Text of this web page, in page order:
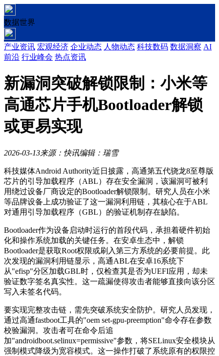
数据世界
产业资讯 宏观经济 企业动态 人物动态 科技数码 数据洞察 AI
前沿 行业峰会 热点资讯
新漏洞突破解锁限制：小米等
高通芯片手机Bootloader解锁
或更易实现
2026-03-13来源：快讯编辑：瑞雪
科技媒体Android Authority近日披露，高通第五代骁龙8至尊版
芯片的引导加载程序（ABL）存在安全漏洞，该漏洞可被利
用绕过设备厂商设定的Bootloader解锁限制。研究人员在小米
等品牌设备上成功验证了这一漏洞利用链，其核心在于ABL
对通用引导加载程序（GBL）的验证机制存在缺陷。
Bootloader作为设备启动时运行的首段代码，承担着硬件初始
化和操作系统加载的关键任务。在安卓生态中，解锁
Bootloader是获取Root权限或刷入第三方系统的必要前提。此
次发现的漏洞利用链显示，高通ABL在安卓16系统下
从"efisp"分区加载GBL时，仅检查其是否为UEFI应用，却未
验证数字签名真实性。这一疏漏使得攻击者能够直接向该分区
写入未签名代码。
要实现完整攻击链，需先突破系统安全防护。研究人员发现，
通过高通fastboot工具的"oem set-gpu-preemption"命令存在参数
校验漏洞。攻击者可在命令后追
加"androidboot.selinux=permissive"参数，将SELinux安全模块从
强制模式降级为宽容模式。这一操作打破了系统原有的权限控